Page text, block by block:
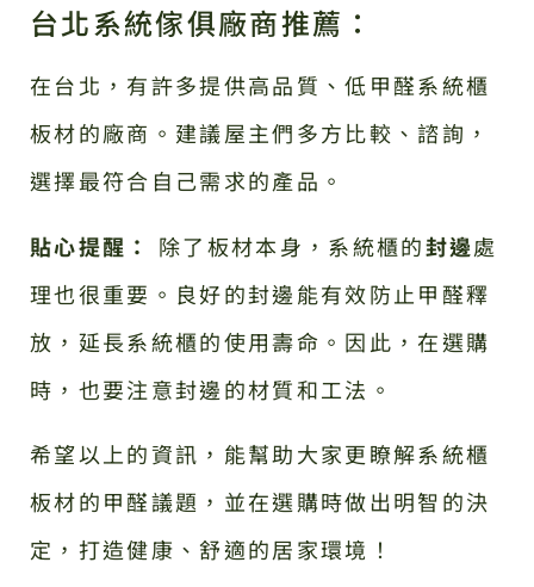
台北系統傢俱廠商推薦：
在台北，有許多提供高品質、低甲醛系統櫃
板材的廠商。建議屋主們多方比較、諮詢，
選擇最符合自己需求的產品。
貼心提醒： 除了板材本身，系統櫃的封邊處
理也很重要。良好的封邊能有效防止甲醛釋
放，延長系統櫃的使用壽命。因此，在選購
時，也要注意封邊的材質和工法。
希望以上的資訊，能幫助大家更瞭解系統櫃
板材的甲醛議題，並在選購時做出明智的決
定，打造健康、舒適的居家環境！